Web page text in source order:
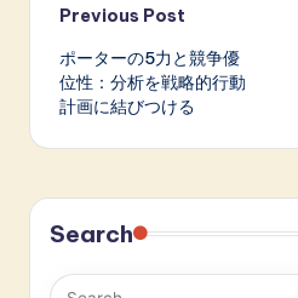
Post
navigation
Previous Post
ポーターの5力と競争優
位性：分析を戦略的行動
計画に結びつける
Search